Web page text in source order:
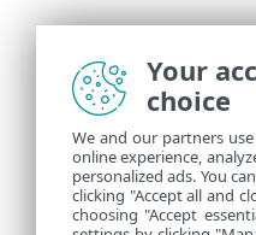
Your
choice
We and our partners
online experience,
personalized ads. You
clicking "Accept all and
choosing "Accept